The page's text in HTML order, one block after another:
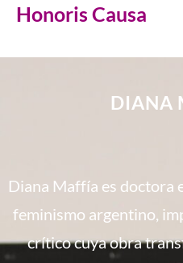
Honoris Causa
DIANA
Diana Maffía es doctora
feminismo argentino,
crítico cuya obra